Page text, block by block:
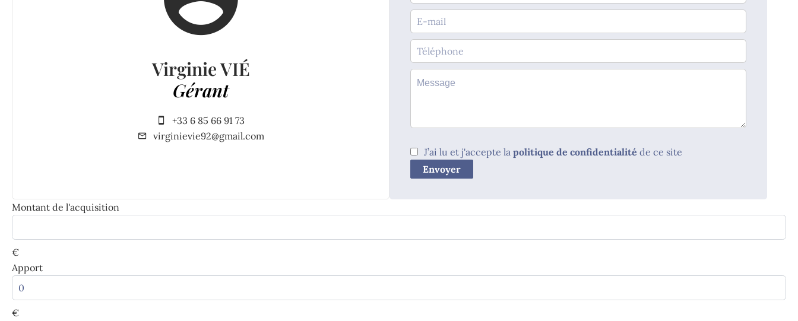
Virginie VIÉ
Gérant
+33 6 85 66 91 73
virginievie92@gmail.com
J’ai lu et j'accepte la politique de confidentialité de ce site
Envoyer
Montant de l'acquisition
€
Apport
€